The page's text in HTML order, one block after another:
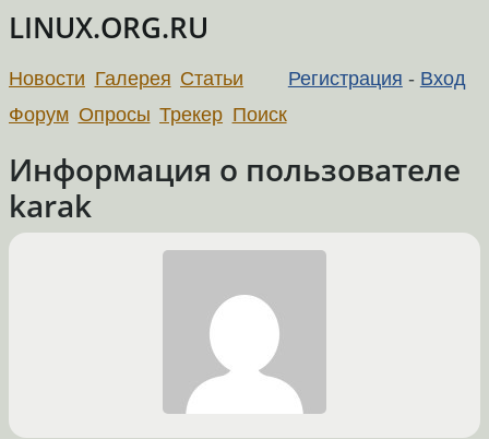
LINUX.ORG.RU
Регистрация - Вход
Новости Галерея Статьи
Форум Опросы Трекер Поиск
Информация о пользователе
karak